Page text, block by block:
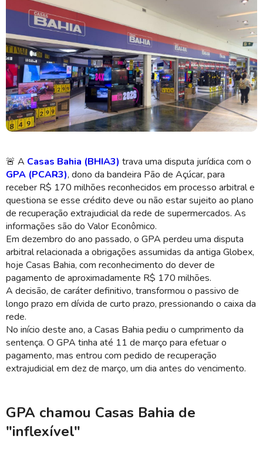
🚨 A Casas Bahia (BHIA3) trava uma disputa jurídica com o
GPA (PCAR3), dono da bandeira Pão de Açúcar, para
receber R$ 170 milhões reconhecidos em processo arbitral e
questiona se esse crédito deve ou não estar sujeito ao plano
de recuperação extrajudicial da rede de supermercados. As
informações são do Valor Econômico.
Em dezembro do ano passado, o GPA perdeu uma disputa
arbitral relacionada a obrigações assumidas da antiga Globex,
hoje Casas Bahia, com reconhecimento do dever de
pagamento de aproximadamente R$ 170 milhões.
A decisão, de caráter definitivo, transformou o passivo de
longo prazo em dívida de curto prazo, pressionando o caixa da
rede.
No início deste ano, a Casas Bahia pediu o cumprimento da
sentença. O GPA tinha até 11 de março para efetuar o
pagamento, mas entrou com pedido de recuperação
extrajudicial em dez de março, um dia antes do vencimento.
GPA chamou Casas Bahia de
"inflexível"